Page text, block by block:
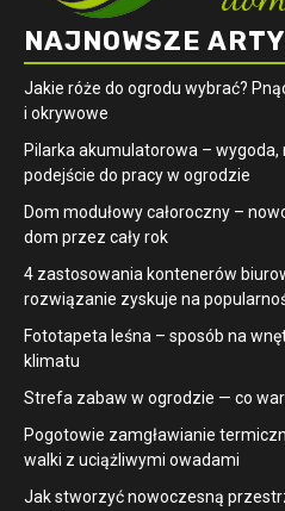
NAJNOWSZE
Jakie róże do ogrodu wybrać?
i okrywowe
Pilarka akumulatorowa –
podejście do pracy w ogrodzie
Dom modułowy całoroczny –
dom przez cały rok
4 zastosowania kontenerów
rozwiązanie zyskuje na
​Fototapeta leśna – sposób na
klimatu
Strefa zabaw w ogrodzie — co
Pogotowie zamgławianie
walki z uciążliwymi owadami
Jak stworzyć nowoczesną